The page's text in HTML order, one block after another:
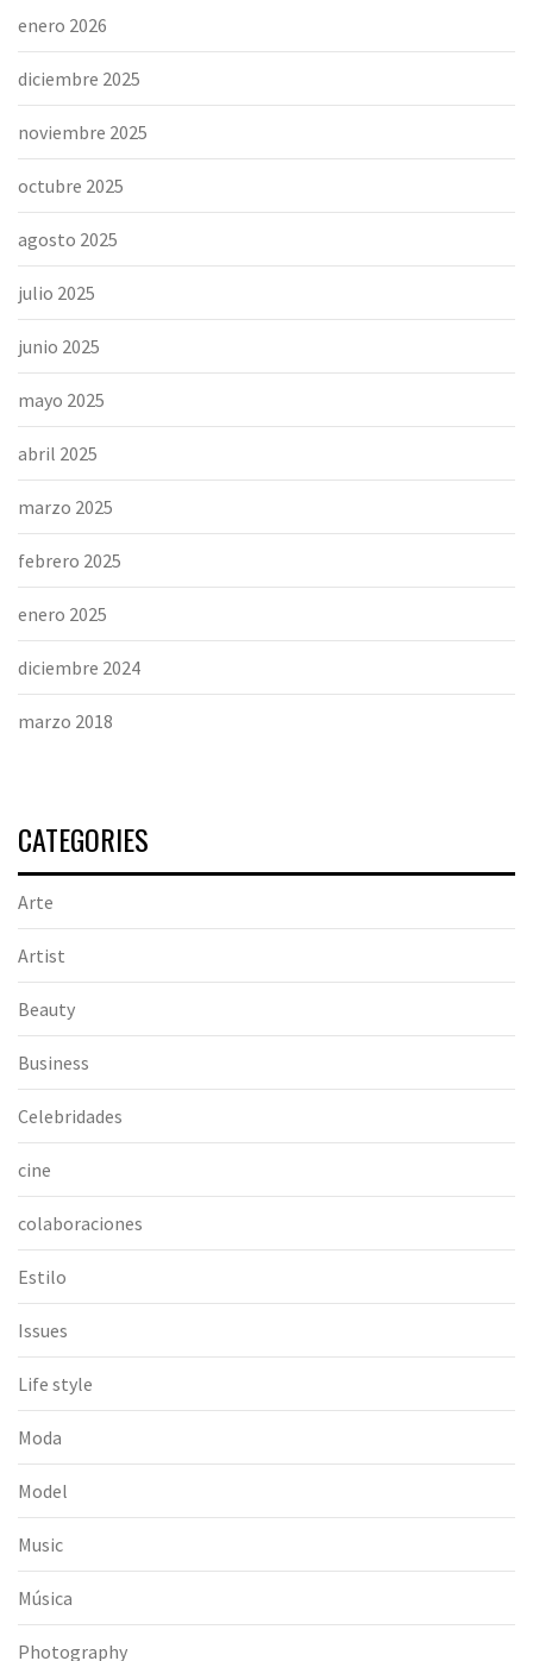
enero 2026
diciembre 2025
noviembre 2025
octubre 2025
agosto 2025
julio 2025
junio 2025
mayo 2025
abril 2025
marzo 2025
febrero 2025
enero 2025
diciembre 2024
marzo 2018
CATEGORIES
Arte
Artist
Beauty
Business
Celebridades
cine
colaboraciones
Estilo
Issues
Life style
Moda
Model
Music
Música
Photography